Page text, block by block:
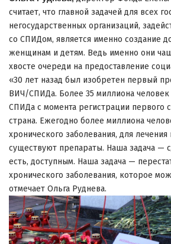
считает, что главной задачей для всех
негосударственных организаций,
со СПИДом, является именно создание
женщинам и детям. Ведь именно они
хвосте очереди на предоставление
«30 лет назад был изобретен первый
ВИЧ/СПИДа. Более 35 миллиона
СПИДа с момента регистрации первого
страна. Ежегодно более миллиона
хронического заболевания, для
существуют препараты. Наша задача —
есть, доступным. Наша задача —
хронического заболевания, которое
отмечает Ольга Руднева.